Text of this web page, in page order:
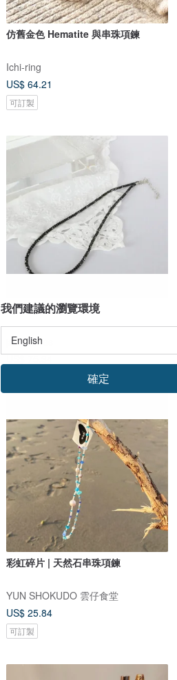
仿舊金色 Hematite 與串珠項鍊
Ichi-ring
US$ 64.21
可訂製
黑色尖晶石項鍊
jasmine-ss
US$ 75.34
彩虹碎片 | 天然石串珠項鍊
YUN SHOKUDO 雲仔食堂
US$ 25.84
可訂製
我們建議的瀏覽環境
確定